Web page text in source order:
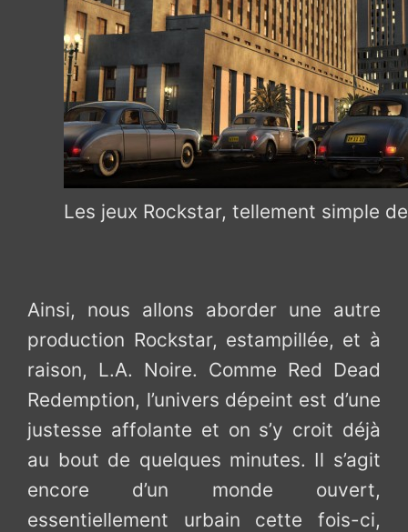
Les jeux Rockstar, tellement simple
Ainsi, nous allons aborder une autre
production Rockstar, estampillée, et à
raison, L.A. Noire. Comme Red Dead
Redemption, l’univers dépeint est d’une
justesse affolante et on s’y croit déjà
au bout de quelques minutes. Il s’agit
encore d’un monde ouvert,
essentiellement urbain cette fois-ci,